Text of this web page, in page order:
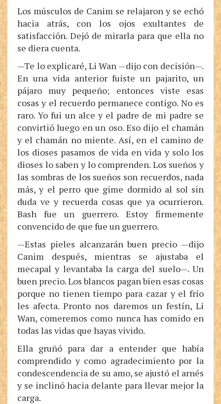
Los músculos de Canim se relajaron y se echó
hacia atrás, con los ojos exultantes de
satisfacción. Dejó de mirarla para que ella no
se diera cuenta.
—Te lo explicaré, Li Wan —dijo con decisión—.
En una vida anterior fuiste un pajarito, un
pájaro muy pequeño; entonces viste esas
cosas y el recuerdo permanece contigo. No es
raro. Yo fui un alce y el padre de mi padre se
convirtió luego en un oso. Eso dijo el chamán
y el chamán no miente. Así, en el camino de
los dioses pasamos de vida en vida y solo los
dioses lo saben y lo comprenden. Los sueños y
las sombras de los sueños son recuerdos, nada
más, y el perro que gime dormido al sol sin
duda ve y recuerda cosas que ya ocurrieron.
Bash fue un guerrero. Estoy firmemente
convencido de que fue un guerrero.
—Estas pieles alcanzarán buen precio —dijo
Canim después, mientras se ajustaba el
mecapal y levantaba la carga del suelo—. Un
buen precio. Los blancos pagan bien esas cosas
porque no tienen tiempo para cazar y el frío
les afecta. Pronto nos daremos un festín, Li
Wan, comeremos como nunca has comido en
todas las vidas que hayas vivido.
Ella gruñó para dar a entender que había
comprendido y como agradecimiento por la
condescendencia de su amo, se ajustó el arnés
y se inclinó hacia delante para llevar mejor la
carga.